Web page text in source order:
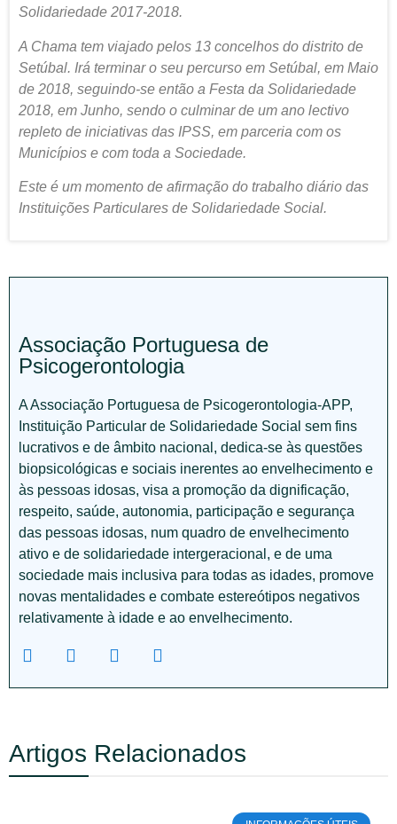
Solidariedade 2017-2018.
A Chama tem viajado pelos 13 concelhos do distrito de
Setúbal. Irá terminar o seu percurso em Setúbal, em Maio
de 2018, seguindo-se então a Festa da Solidariedade
2018, em Junho, sendo o culminar de um ano lectivo
repleto de iniciativas das IPSS, em parceria com os
Municípios e com toda a Sociedade.
Este é um momento de afirmação do trabalho diário das
Instituições Particulares de Solidariedade Social.
Associação Portuguesa de
Psicogerontologia
A Associação Portuguesa de Psicogerontologia-APP,
Instituição Particular de Solidariedade Social sem fins
lucrativos e de âmbito nacional, dedica-se às questões
biopsicológicas e sociais inerentes ao envelhecimento e
às pessoas idosas, visa a promoção da dignificação,
respeito, saúde, autonomia, participação e segurança
das pessoas idosas, num quadro de envelhecimento
ativo e de solidariedade intergeracional, e de uma
sociedade mais inclusiva para todas as idades, promove
novas mentalidades e combate estereótipos negativos
relativamente à idade e ao envelhecimento.
Artigos Relacionados